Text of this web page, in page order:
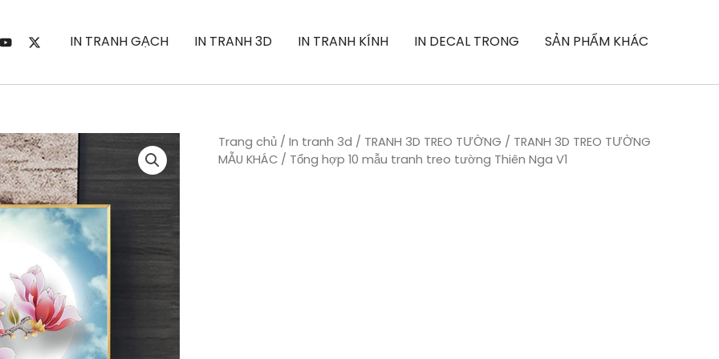
IN TRANH GẠCH IN TRANH 3D IN TRANH KÍNH IN DECAL TRONG SẢN PHẨM KHÁC
Trang chủ / In tranh 3d / TRANH 3D TREO TƯỜNG / TRANH 3D TREO TƯỜNG
MẪU KHÁC / Tổng hợp 10 mẫu tranh treo tường Thiên Nga V1